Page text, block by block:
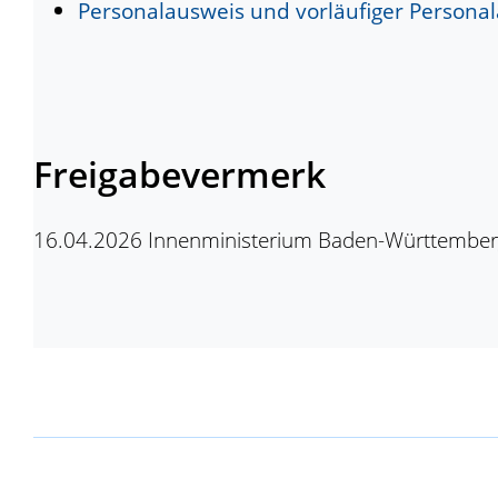
Personalausweis und vorläufiger
Freigabevermerk
16.04.2026 Innenministerium Baden-